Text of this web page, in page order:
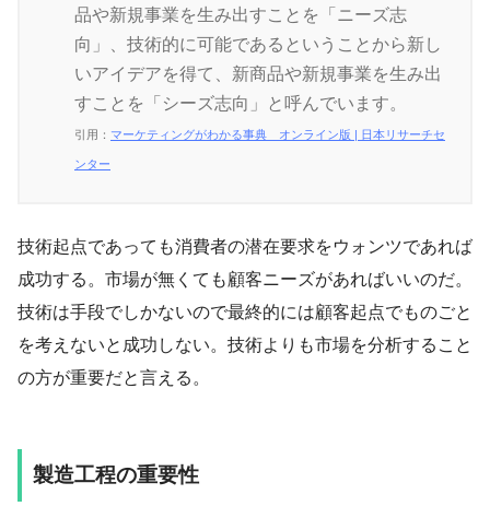
品や新規事業を生み出すことを「ニーズ志
向」、技術的に可能であるということから新し
いアイデアを得て、新商品や新規事業を生み出
すことを「シーズ志向」と呼んでいます。
引用： マーケティングがわかる事典 オンライン版 | 日本リサーチセ
ンター
技術起点であっても消費者の潜在要求をウォンツであれば
成功する。市場が無くても顧客ニーズがあればいいのだ。
技術は手段でしかないので最終的には顧客起点でものごと
を考えないと成功しない。技術よりも市場を分析すること
の方が重要だと言える。
製造工程の重要性